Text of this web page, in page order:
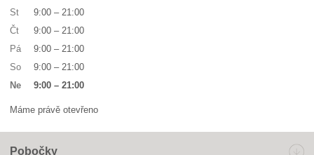
St
9:00 – 21:00
Čt
9:00 – 21:00
Pá
9:00 – 21:00
So
9:00 – 21:00
Ne
9:00 – 21:00
Máme právě otevřeno
Pobočky